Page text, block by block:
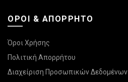
ΌΡΟΙ & ΑΠΌΡΡΗΤΟ
Όροι Χρήσης
Πολιτική Απορρήτου
Διαχείριση Προσωπικών Δεδομένων